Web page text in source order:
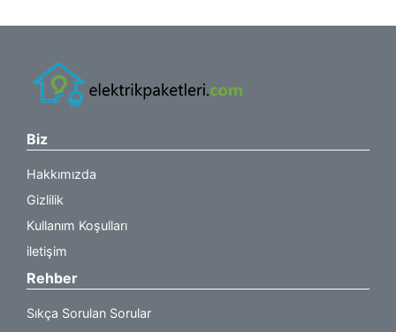
Biz
Hakkımızda
Gizlilik
Kullanım Koşulları
iletişim
Rehber
Sıkça Sorulan Sorular